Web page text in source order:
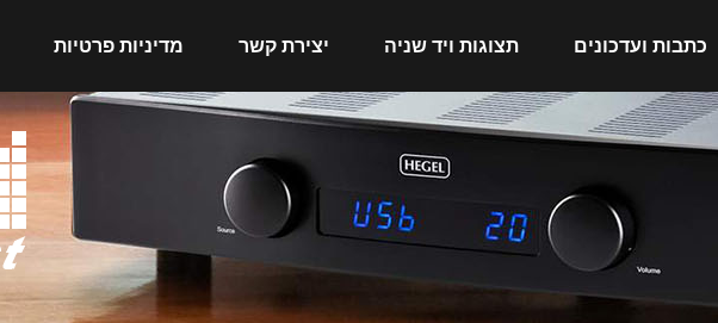
כתבות ועדכונים תצוגות ויד שניה יצירת קשר מדיניות פרטיות